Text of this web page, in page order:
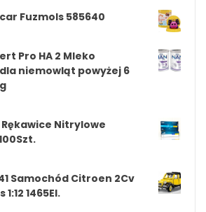
Fuzmols 585640
Pro HA 2 Mleko
niemowląt powyżej 6
Nitrylowe
Samochód Citroen 2Cv
1465El.